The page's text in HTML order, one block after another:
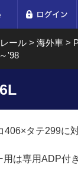
to-box online store
ール> 海外車>
'98
406×タテ299に
は専用ADP付き